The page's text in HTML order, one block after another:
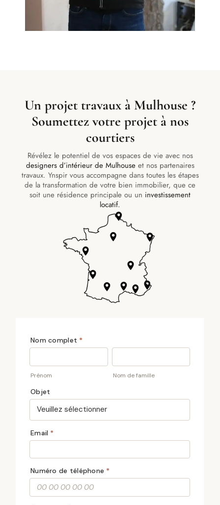
Un projet travaux à Mulhouse ?
Soumettez votre projet à nos
courtiers
Révélez le potentiel de vos espaces de vie avec nos
designers d’intérieur de Mulhouseet nos partenaires
travaux. Ynspir vous accompagne dans toutes les étapes
de la transformation de votre bien immobilier, que ce
soit une résidence principale ou un investissement
locatif.